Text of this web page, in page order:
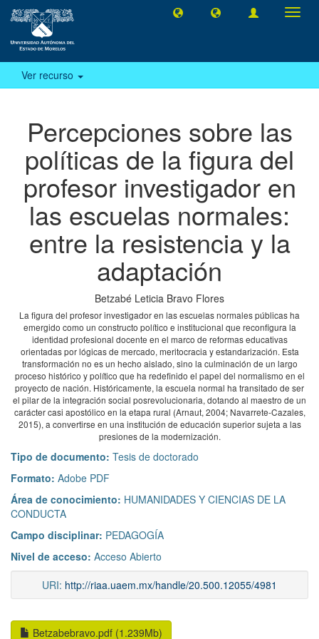
Ver recurso
Percepciones sobre las
políticas de la figura del
profesor investigador en
las escuelas normales:
entre la resistencia y la
adaptación
Betzabé Leticia Bravo Flores
La figura del profesor investigador en las escuelas normales públicas ha
emergido como un constructo político e institucional que reconfigura la
identidad profesional docente en el marco de reformas educativas
orientadas por lógicas de mercado, meritocracia y estandarización. Esta
transformación no es un hecho aislado, sino la culminación de un largo
proceso histórico y político que ha redefinido el papel del normalismo en el
proyecto de nación. Históricamente, la escuela normal ha transitado de ser
el pilar de la integración social posrevolucionaria, dotando al maestro de un
carácter casi apostólico en la etapa rural (Arnaut, 2004; Navarrete-Cazales,
2015), a convertirse en una institución de educación superior sujeta a las
presiones de la modernización.
Tipo de documento: Tesis de doctorado
Formato: Adobe PDF
Área de conocimiento: HUMANIDADES Y CIENCIAS DE LA
CONDUCTA
Campo disciplinar: PEDAGOGÍA
Nivel de acceso: Acceso Abierto
URI: http://riaa.uaem.mx/handle/20.500.12055/4981
Betzabebravo.pdf (1.239Mb)